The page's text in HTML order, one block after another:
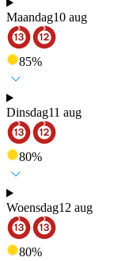
Maandag10 aug
85%
Dinsdag11 aug
80%
Woensdag12 aug
80%